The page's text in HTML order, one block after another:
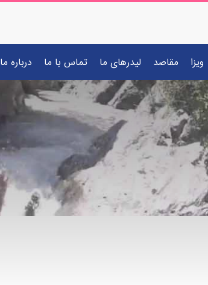
ویزا مقاصد لیدرهای ما تماس با ما درباره ما